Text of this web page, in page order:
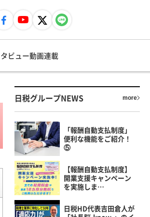
ビュー動画連載
日税グループNEWS more
「報酬自動支払制度」
便利な機能をご紹介！
⑤
【報酬自動支払制度】
開業支援キャンペーン
を実施しま…
日税HD代表吉田倉人が